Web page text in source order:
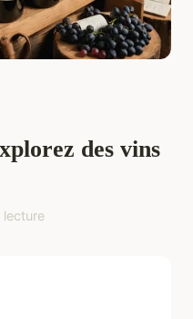
des vins
lecture